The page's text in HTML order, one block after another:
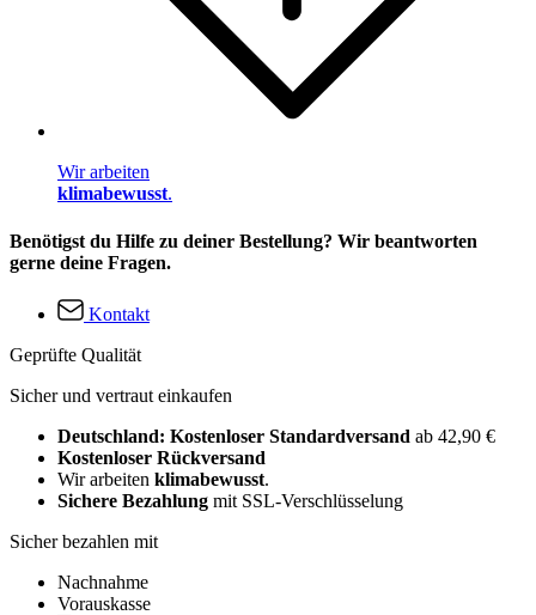
Wir arbeiten
klimabewusst.
Benötigst du Hilfe zu deiner Bestellung? Wir beantworten
gerne deine Fragen.
Kontakt
Geprüfte Qualität
Sicher und vertraut einkaufen
Deutschland: Kostenloser Standardversand ab 42,90 €
Kostenloser Rückversand
Wir arbeiten klimabewusst.
Sichere Bezahlung mit SSL-Verschlüsselung
Sicher bezahlen mit
Nachnahme
Vorauskasse